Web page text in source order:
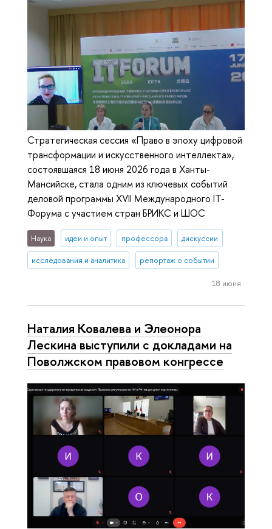
Стратегическая сессия «Право в эпоху цифровой
трансформации и искусственного интеллекта»,
состоявшаяся 18 июня 2026 года в Ханты-
Мансийске, стала одним из ключевых событий
деловой программы XVII Международного IT-
Форума с участием стран БРИКС и ШОС
Наука идеи и опыт профессора дискуссии
исследования и аналитика репортаж о событии
18 июня
Наталия Ковалева и Элеонора
Лескина выступили с докладами на
Поволжском правовом конгрессе